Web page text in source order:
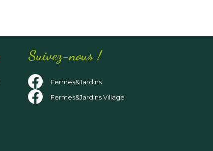
Suivez-nous !
Fermes&Jardins
Fermes&Jardins Village